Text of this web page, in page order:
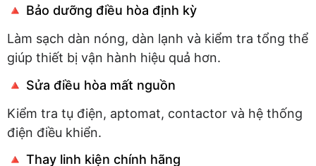
🔺 Bảo dưỡng điều hòa định kỳ
Làm sạch dàn nóng, dàn lạnh và kiểm tra tổng thể
giúp thiết bị vận hành hiệu quả hơn.
🔺 Sửa điều hòa mất nguồn
Kiểm tra tụ điện, aptomat, contactor và hệ thống
điện điều khiển.
🔺 Thay linh kiện chính hãng